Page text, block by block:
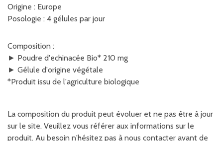
Origine : Europe
Posologie : 4 gélules par jour
Composition :
► Poudre d'echinacée Bio* 210 mg
► Gélule d'origine végétale
*Produit issu de l'agriculture biologique
La composition du produit peut évoluer et ne pas être à jour
sur le site. Veuillez vous référer aux informations sur le
produit. Au besoin n'hésitez pas à nous contacter avant de